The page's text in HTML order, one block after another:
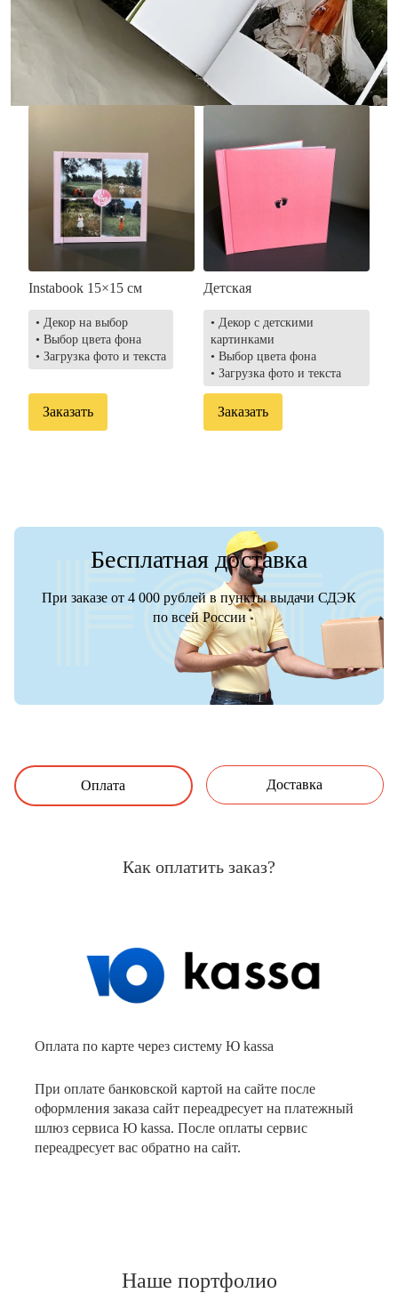
• Загрузка фото и текста
• Выбор цвета фона
• Загрузка фото и текста
Instabook 15×15 см
• Декор на выбор
• Выбор цвета фона
• Загрузка фото и текста
Заказать
Детская
• Декор с детскими
картинками
• Выбор цвета фона
• Загрузка фото и текста
Заказать
Бесплатная доставка
При заказе от 4 000 рублей в пункты выдачи СДЭК
по всей России
Оплата Доставка
Как оплатить заказ?
Оплата по карте через систему Ю kassa
При оплате банковской картой на сайте после
оформления заказа сайт переадресует на платежный
шлюз сервиса Ю kassa. После оплаты сервис
переадресует вас обратно на сайт.
Наше портфолио